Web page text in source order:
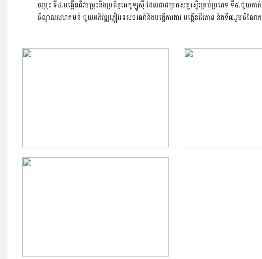
ចម្រុះ ទី៤.បង្កើនជីវចម្រុះនិងប្រព័ន្ធអេកូឡូស៊ី ដែលជាជម្រកសត្វស្ទើរគ្រប់ប្រភេទ ទី៥.ជួយ
ចំណូលសហគមន៍ ជួយអភិវឌ្ឍភ្ញៀវទេសចរណ៍និងបង្កើការងារ បង្កើនជីវភាព និងទី៧.រួមចំណែក